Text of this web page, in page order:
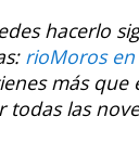
hacerlo
rioMoros en
más que
todas las